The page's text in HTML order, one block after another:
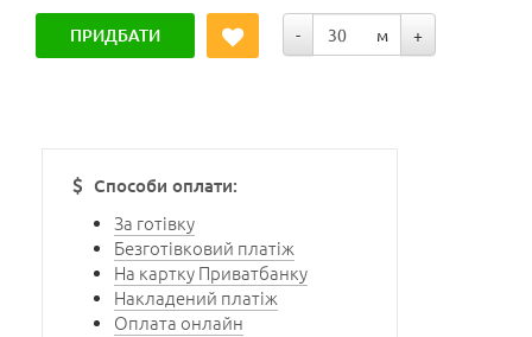
ПРИДБАТИ - м +
Способи оплати:
За готівку
Безготівковий платіж
На картку Приватбанку
Накладений платіж
Оплата онлайн